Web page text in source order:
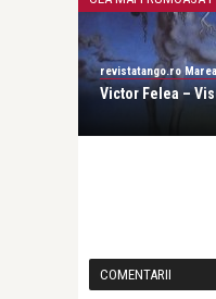
revistatango.ro
Victor Felea –
COMENTARII